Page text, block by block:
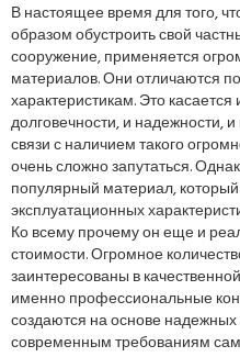
В настоящее время для того,
образом обустроить свой
сооружение, применяется
материалов. Они отличаются
характеристикам. Это
долговечности, и надежности,
связи с наличием такого
очень сложно запутаться.
популярный материал,
эксплуатационных
Ко всему прочему он еще и
стоимости. Огромное
заинтересованы в
именно профессиональные
создаются на основе
современным требованиям